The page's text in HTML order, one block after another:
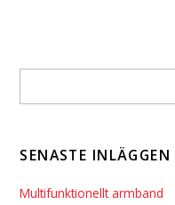
SENASTE INLÄGGEN
Multifunktionellt armband